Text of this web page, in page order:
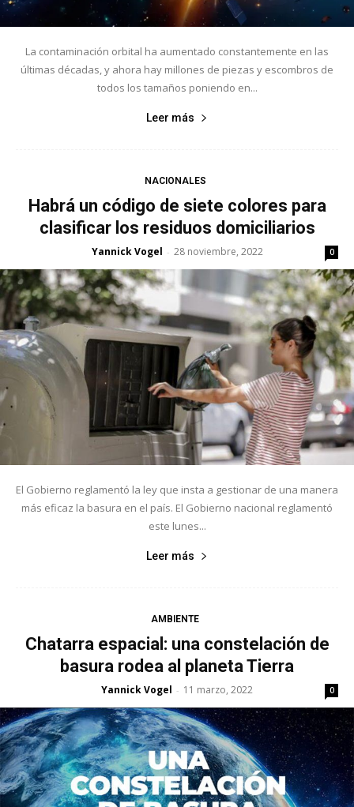
La contaminación orbital ha aumentado constantemente en las
últimas décadas, y ahora hay millones de piezas y escombros de
todos los tamaños poniendo en...
Leer más
NACIONALES
Habrá un código de siete colores para
clasificar los residuos domiciliarios
Yannick Vogel - 28 noviembre, 2022 0
El Gobierno reglamentó la ley que insta a gestionar de una manera
más eficaz la basura en el país. El Gobierno nacional reglamentó
este lunes...
Leer más
AMBIENTE
Chatarra espacial: una constelación de
basura rodea al planeta Tierra
Yannick Vogel - 11 marzo, 2022 0